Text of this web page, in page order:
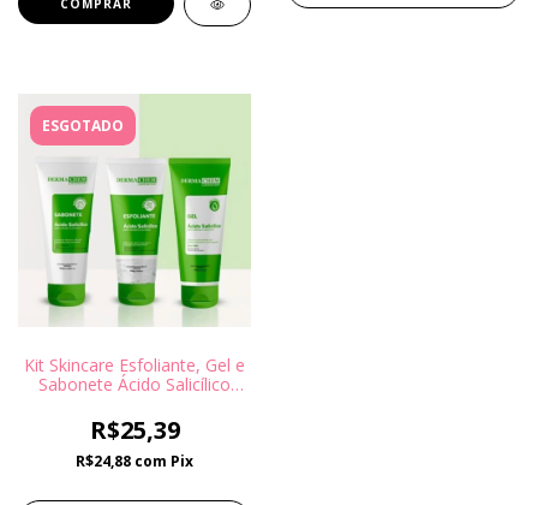
ESGOTADO
Kit Skincare Esfoliante, Gel e
Sabonete Ácido Salicílico
DermaChem
R$25,39
R$24,88 com Pix